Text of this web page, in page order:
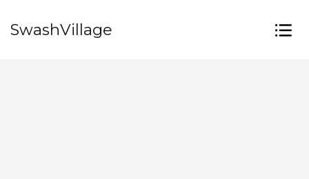
SwashVillage